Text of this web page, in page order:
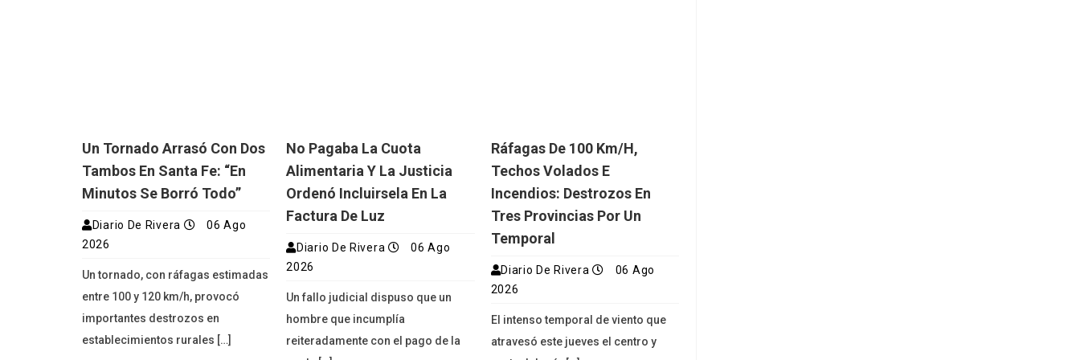
Un Tornado Arrasó Con Dos
Tambos En Santa Fe: “En
Minutos Se Borró Todo”
Diario De Rivera
06 Ago
2026
Un tornado, con ráfagas estimadas
entre 100 y 120 km/h, provocó
importantes destrozos en
establecimientos rurales […]
No Pagaba La Cuota
Alimentaria Y La Justicia
Ordenó Incluirsela En La
Factura De Luz
Diario De Rivera
06 Ago
2026
Un fallo judicial dispuso que un
hombre que incumplía
reiteradamente con el pago de la
Ráfagas De 100 Km/h,
Techos Volados E
Incendios: Destrozos En
Tres Provincias Por Un
Temporal
Diario De Rivera
06 Ago
2026
El intenso temporal de viento que
atravesó este jueves el centro y